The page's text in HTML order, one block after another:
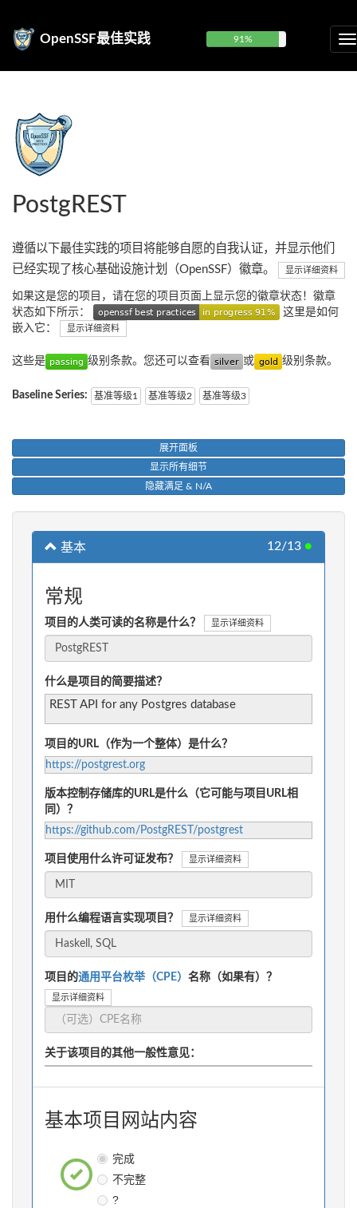
OpenSSF最佳实践 91%
PostgREST
遵循以下最佳实践的项目将能够自愿的自我认证，并显示他们
已经实现了核心基础设施计划（OpenSSF）徽章。
显示详细资料
如果这是您的项目，请在您的项目页面上显示您的徽章状态！徽章
状态如下所示：
这里是如何
嵌入它：
显示详细资料
这些是 级别条款。您还可以查看 或 级别条款。
Baseline Series: 基准等级1 基准等级2 基准等级3
展开面板
显示所有细节
隐藏满足 & N/A
基本 12/13 ●
常规
项目的人类可读的名称是什么？ 显示详细资料
什么是项目的简要描述？
REST API for any Postgres database
项目的URL（作为一个整体）是什么？
https://postgrest.org
版本控制存储库的URL是什么（它可能与项目URL相
同）？
https://github.com/PostgREST/postgrest
项目使用什么许可证发布？ 显示详细资料
用什么编程语言实现项目？ 显示详细资料
项目的通用平台枚举（CPE） 名称（如果有）？
显示详细资料
关于该项目的其他一般性意见：
基本项目网站内容
完成
不完整
?